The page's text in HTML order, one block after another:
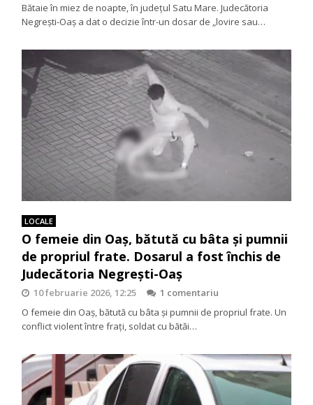
Bătaie în miez de noapte, în județul Satu Mare. Judecătoria
Negrești-Oaș a dat o decizie într-un dosar de „lovire sau…
LOCALE
O femeie din Oaș, bătută cu bâta și pumnii
de propriul frate. Dosarul a fost închis de
Judecătoria Negrești-Oaș
10 februarie 2026, 12:25
1 comentariu
O femeie din Oaș, bătută cu bâta și pumnii de propriul frate. Un
conflict violent între frați, soldat cu bătăi…